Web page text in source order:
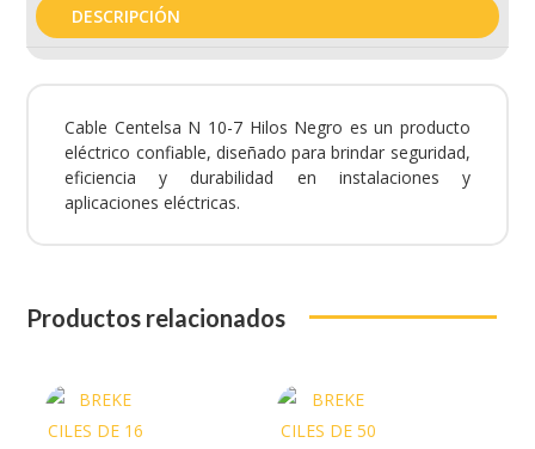
DESCRIPCIÓN
Cable Centelsa N 10-7 Hilos Negro es un producto
eléctrico confiable, diseñado para brindar seguridad,
eficiencia y durabilidad en instalaciones y
aplicaciones eléctricas.
Productos relacionados